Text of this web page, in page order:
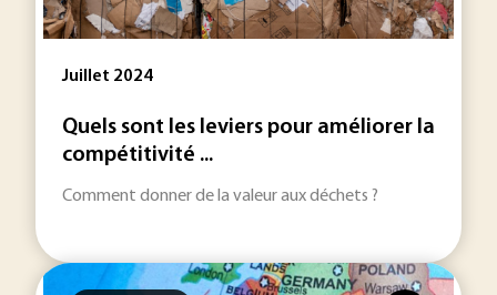
Juillet 2024
Quels sont les leviers pour améliorer la
compétitivité ...
Comment donner de la valeur aux déchets ?